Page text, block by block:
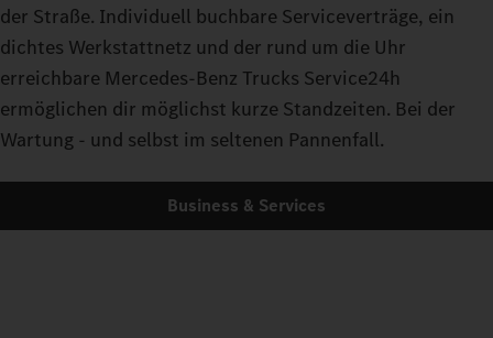
der Straße. Individuell buchbare Serviceverträge, ein
dichtes Werkstattnetz und der rund um die Uhr
erreichbare Mercedes-Benz Trucks Service24h
ermöglichen dir möglichst kurze Standzeiten. Bei der
Wartung - und selbst im seltenen Pannenfall.
Business & Services